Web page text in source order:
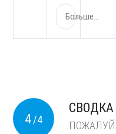
Больше...
4/4